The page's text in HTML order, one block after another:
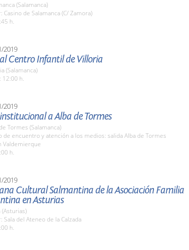
(Salamanca)
Casino de Salamanca (C/ Zamora)
h.
2019
Centro Infantil de Villoria
(Salamanca)
12:00 h.
2019
a Alba de Tormes
Tormes (Salamanca)
de encuentro y atención a los medios: salida Alba de Tormes
Valdemierque
h.
2019
Cultural Salmantina de la Asociación Familia
en Asturias
(Asturias)
Sala del Ateneo de la Calzada
h.